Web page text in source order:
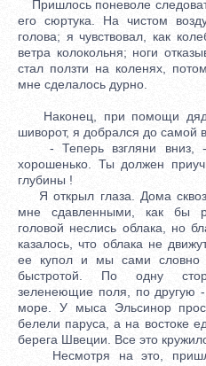
Пришлось поневоле
его сюртука. На чистом
голова; я чувствовал, как
ветра колокольня; ноги
стал ползти на коленях,
мне сделалось дурно.
Наконец, при помощи
шиворот, я добрался до самой
- Теперь взгляни вниз, -
хорошенько. Ты должен
глубины !
Я открыл глаза. Дома
мне сдавленными, как бы
головой неслись облака, но
казалось, что облака не
ее купол и мы сами словно
быстротой. По одну
зеленеющие поля, по другую
море. У мыса Эльсинор
белели паруса, а на востоке
берега Швеции. Все это
Несмотря на это,